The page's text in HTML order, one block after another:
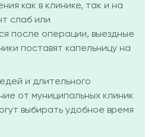
как в клинике, так и на
слаб или
после операции, выездные
поставят капельницу на
и длительного
от муниципальных клиник
выбирать удобное время